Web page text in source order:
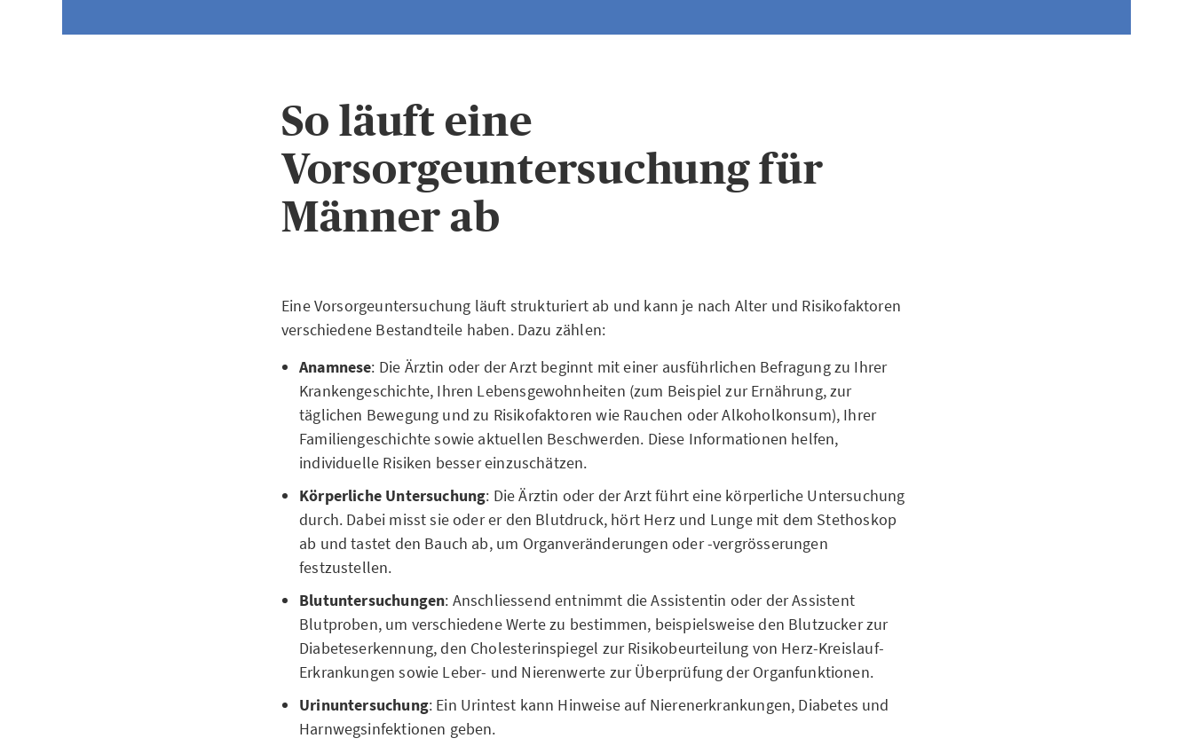
So läuft eine
Vorsorgeuntersuchung für
Männer ab
Eine Vorsorgeuntersuchung läuft strukturiert ab und kann je nach Alter und Risikofaktoren
verschiedene Bestandteile haben. Dazu zählen:
Anamnese: Die Ärztin oder der Arzt beginnt mit einer ausführlichen Befragung zu Ihrer
Krankengeschichte, Ihren Lebensgewohnheiten (zum Beispiel zur Ernährung, zur
täglichen Bewegung und zu Risikofaktoren wie Rauchen oder Alkoholkonsum), Ihrer
Familiengeschichte sowie aktuellen Beschwerden. Diese Informationen helfen,
individuelle Risiken besser einzuschätzen.
Körperliche Untersuchung: Die Ärztin oder der Arzt führt eine körperliche Untersuchung
durch. Dabei misst sie oder er den Blutdruck, hört Herz und Lunge mit dem Stethoskop
ab und tastet den Bauch ab, um Organveränderungen oder -vergrösserungen
festzustellen.
Blutuntersuchungen: Anschliessend entnimmt die Assistentin oder der Assistent
Blutproben, um verschiedene Werte zu bestimmen, beispielsweise den Blutzucker zur
Diabeteserkennung, den Cholesterinspiegel zur Risikobeurteilung von Herz-Kreislauf-
Erkrankungen sowie Leber- und Nierenwerte zur Überprüfung der Organfunktionen.
Urinuntersuchung: Ein Urintest kann Hinweise auf Nierenerkrankungen, Diabetes und
Harnwegsinfektionen geben.